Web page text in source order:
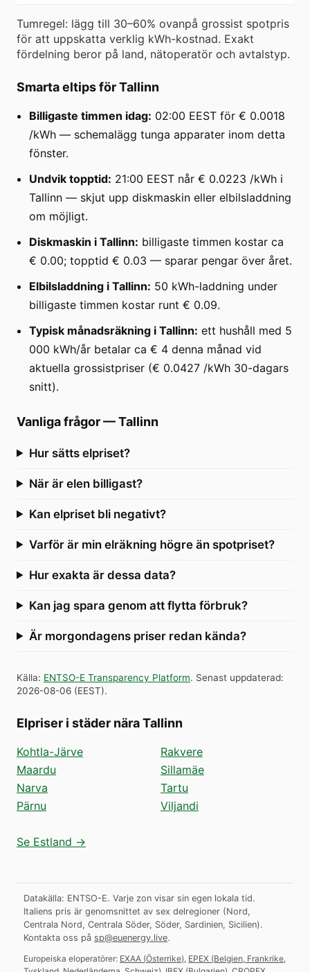
Tumregel: lägg till 30–60% ovanpå grossist spotpris
för att uppskatta verklig kWh-kostnad. Exakt
fördelning beror på land, nätoperatör och avtalstyp.
Smarta eltips för Tallinn
Billigaste timmen idag: 02:00 EEST för € 0.0018
/kWh — schemalägg tunga apparater inom detta
fönster.
Undvik topptid: 21:00 EEST når € 0.0223 /kWh i
Tallinn — skjut upp diskmaskin eller elbilsladdning
om möjligt.
Diskmaskin i Tallinn: billigaste timmen kostar ca
€ 0.00; topptid € 0.03 — sparar pengar över året.
Elbilsladdning i Tallinn: 50 kWh-laddning under
billigaste timmen kostar runt € 0.09.
Typisk månadsräkning i Tallinn: ett hushåll med 5
000 kWh/år betalar ca € 4 denna månad vid
aktuella grossistpriser (€ 0.0427 /kWh 30-dagars
snitt).
Vanliga frågor—Tallinn
Hur sätts elpriset?
När är elen billigast?
Kan elpriset bli negativt?
Varför är min elräkning högre än spotpriset?
Hur exakta är dessa data?
Kan jag spara genom att flytta förbruk?
Är morgondagens priser redan kända?
Källa: ENTSO-E Transparency Platform. Senast uppdaterad:
2026-08-06 (EEST).
Elpriser i städer nära Tallinn
Kohtla-Järve
Maardu
Narva
Pärnu
Rakvere
Sillamäe
Tartu
Viljandi
Se Estland →
Datakälla: ENTSO-E. Varje zon visar sin egen lokala tid.
Italiens pris är genomsnittet av sex delregioner (Nord,
Centrala Nord, Centrala Söder, Söder, Sardinien, Sicilien).
Kontakta oss på sp@euenergy.live.
Europeiska eloperatörer: EXAA (Österrike) EPEX (Belgien, Frankrike,